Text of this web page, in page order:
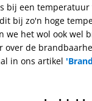
bij een temperatuur
bij zo'n hoge
we het wol ook wel
over de
in ons artikel